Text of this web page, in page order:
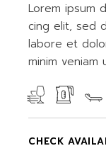
Lorem ipsum
cing elit, sed
labore et
minim
CHECK